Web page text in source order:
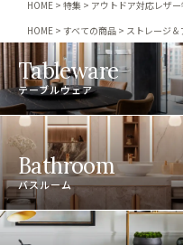
HOME 特集 アウトドア対応レザー
HOME
すべての商品 ストレージ
Tableware
テーブルウェア
Bathroom
バスルーム